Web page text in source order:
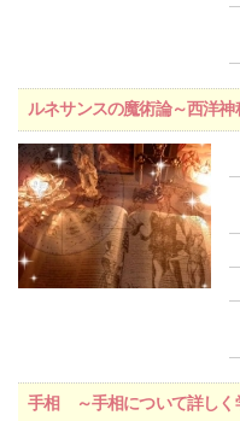
ルネサンスの魔術論～西洋神
手相 ～手相について詳しく